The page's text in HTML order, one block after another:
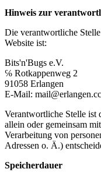
Hinweis zur
Die verantwortliche
Website ist:
Bits'n'Bugs e.V.
℅ Rotkappenweg 2
91058 Erlangen
E-Mail:
Verantwortliche Stelle ist
allein oder gemeinsam
Verarbeitung von
Adressen o. Ä.)
Speicherdauer